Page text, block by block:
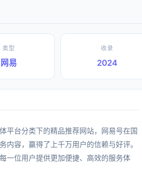
类型
网易
收录
2024
平台分类下的精品推荐网站，网易号在国
容，赢得了上千万用户的信赖与好评。
一位用户提供更加便捷、高效的服务体